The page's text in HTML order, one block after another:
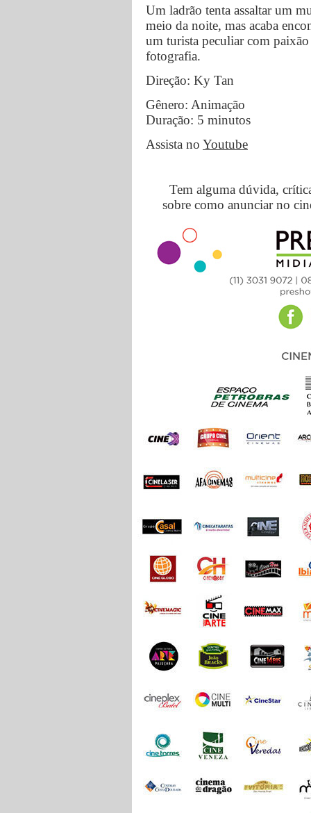
Um ladrão tenta assaltar um
meio da noite, mas acaba
um turista peculiar com
fotografia.
Direção: Ky Tan
Gênero: Animação
Duração: 5 minutos
Assista no Youtube
Tem alguma dúvida,
sobre como anunciar no